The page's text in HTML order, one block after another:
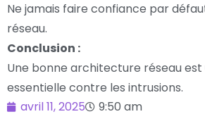
Ne jamais faire confiance par
réseau.
Conclusion :
Une bonne architecture réseau
essentielle contre les intrusions.
avril 11, 2025
9:50 am